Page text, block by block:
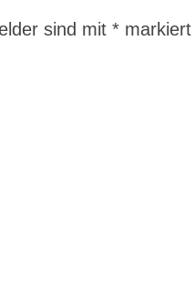
sind mit* markiert